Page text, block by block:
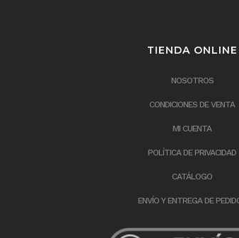
TIENDA ONLINE
NOSOTROS
CONDICIONES DE VENTA
MI CUENTA
POLÍTICA DE PRIVACIDAD
CATÁLOGO
ENVÍO Y ENTREGA DE